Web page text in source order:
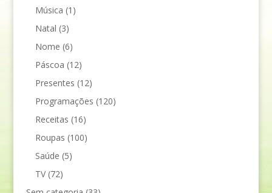
Música (1)
Natal (3)
Nome (6)
Páscoa (12)
Presentes (12)
Programações (120)
Receitas (16)
Roupas (100)
Saúde (5)
TV(72)